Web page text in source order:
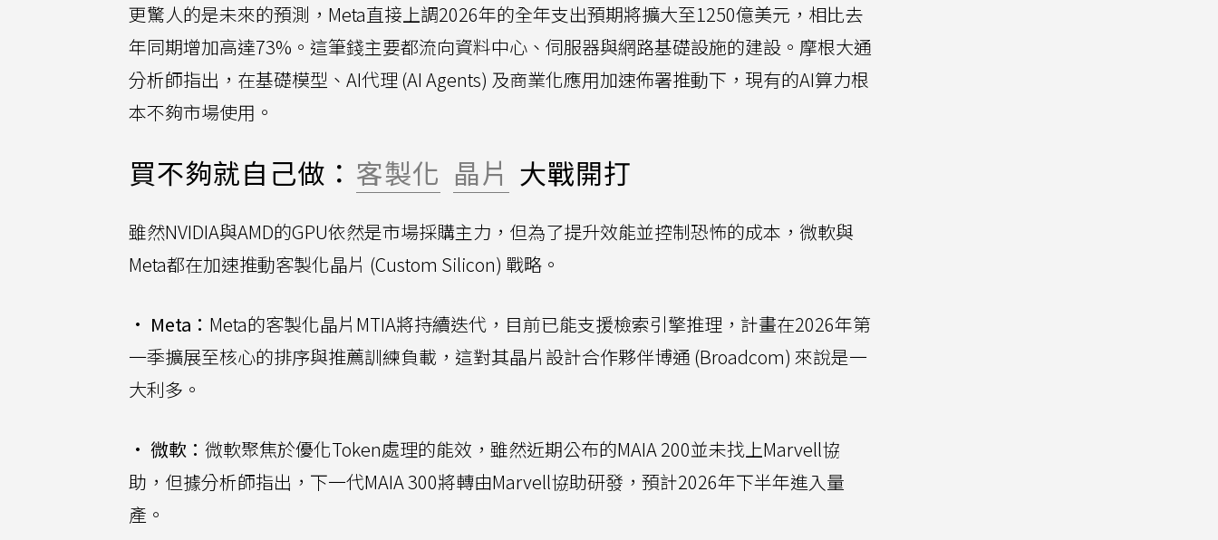
更驚人的是未來的預測，Meta直接上調2026年的全年支出預期將擴大至1250億美元，相比去
年同期增加高達73%。這筆錢主要都流向資料中心、伺服器與網路基礎設施的建設。摩根大通
分析師指出，在基礎模型、AI代理 (AI Agents) 及商業化應用加速佈署推動下，現有的AI算力根
本不夠市場使用。
買不夠就自己做： 客製化 晶片 大戰開打
雖然NVIDIA與AMD的GPU依然是市場採購主力，但為了提升效能並控制恐怖的成本，微軟與
Meta都在加速推動客製化晶片 (Custom Silicon) 戰略。
• Meta： Meta的客製化晶片MTIA將持續迭代，目前已能支援檢索引擎推理，計畫在2026年第
一季擴展至核心的排序與推薦訓練負載，這對其晶片設計合作夥伴博通 (Broadcom) 來說是一
大利多。
• 微軟： 微軟聚焦於優化Token處理的能效，雖然近期公布的MAIA 200並未找上Marvell協
助，但據分析師指出，下一代MAIA 300將轉由Marvell協助研發，預計2026年下半年進入量
產。